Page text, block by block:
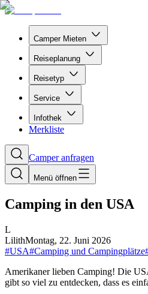
Camper Mieten
Reiseplanung
Reisetyp
Service
Infothek
Merkliste
Camper anfragen
Menü öffnen
Camping in den USA
L
LilithMontag, 22. Juni 2026
#USA#Camping und Campingplätze
Amerikaner lieben Camping! Die
gibt so viel zu entdecken, dass es